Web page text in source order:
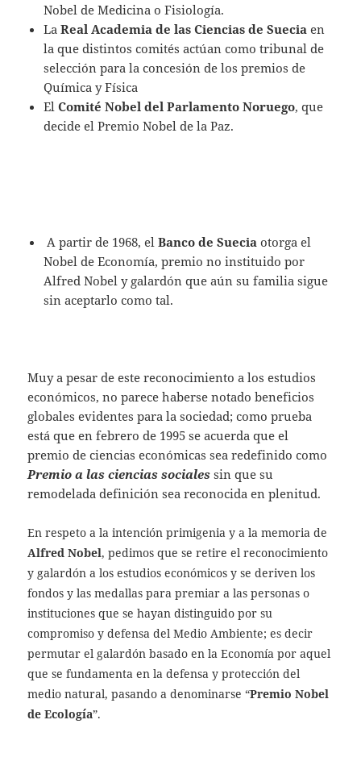
Nobel de Medicina o Fisiología.
LaReal Academia de las Ciencias de Suecia en
la que distintos comités actúan como tribunal de
selección para la concesión de los premios de
Química y Física
ElComité Nobel del Parlamento Noruego, que
decide el Premio Nobel de la Paz.
A partir de 1968, elBanco de Suecia otorga el
Nobel de Economía, premio no instituido por
Alfred Nobel y galardón que aún su familia sigue
sin aceptarlo como tal.
Muy a pesar de este reconocimiento a los estudios
económicos, no parece haberse notado beneficios
globales evidentes para la sociedad; como prueba
está que en febrero de 1995 se acuerda que el
premio de ciencias económicas sea redefinido como
Premio a las ciencias socialessin que su
remodelada definición sea reconocida en plenitud.
En respeto a la intención primigenia y a la memoria de
Alfred Nobel, pedimos que se retire el reconocimiento
y galardón a los estudios económicos y se deriven los
fondos y las medallas para premiar a las personas o
instituciones que se hayan distinguido por su
compromiso y defensa del Medio Ambiente; es decir
permutar el galardón basado en la Economía por aquel
que se fundamenta en la defensa y protección del
medio natural, pasando a denominarse “Premio Nobel
de Ecología”.